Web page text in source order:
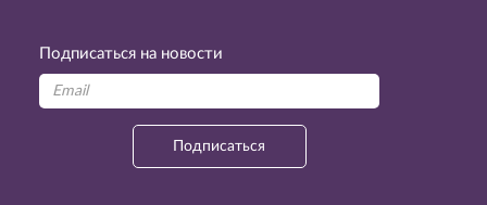
Подписаться на новости
Подписаться